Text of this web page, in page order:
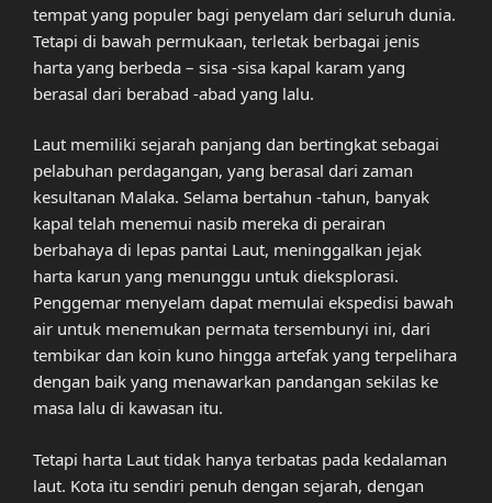
tempat yang populer bagi penyelam dari seluruh dunia.
Tetapi di bawah permukaan, terletak berbagai jenis
harta yang berbeda – sisa -sisa kapal karam yang
berasal dari berabad -abad yang lalu.
Laut memiliki sejarah panjang dan bertingkat sebagai
pelabuhan perdagangan, yang berasal dari zaman
kesultanan Malaka. Selama bertahun -tahun, banyak
kapal telah menemui nasib mereka di perairan
berbahaya di lepas pantai Laut, meninggalkan jejak
harta karun yang menunggu untuk dieksplorasi.
Penggemar menyelam dapat memulai ekspedisi bawah
air untuk menemukan permata tersembunyi ini, dari
tembikar dan koin kuno hingga artefak yang terpelihara
dengan baik yang menawarkan pandangan sekilas ke
masa lalu di kawasan itu.
Tetapi harta Laut tidak hanya terbatas pada kedalaman
laut. Kota itu sendiri penuh dengan sejarah, dengan